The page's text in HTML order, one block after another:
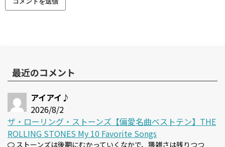
最近のコメント
アイアイ♪
2026/8/2
ザ・ローリング・ストーンズ【偏愛名曲ベストテン】THE
ROLLING STONES My 10 Favorite Songs
ストーンズは後期にむかっていくなかで、猥雑さは残りつつ